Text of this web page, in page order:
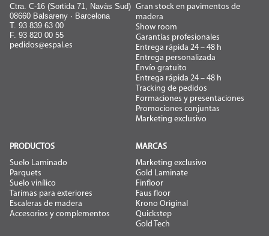
Ctra. C-16 (Sortida 71, Navàs Sud)
08660 Balsareny · Barcelona
T. 93 839 63 00
F. 93 820 00 55
pedidos@espal.es
Gran stock en pavimentos de
madera
Show room
Garantías profesionales
Entrega rápida 24 – 48 h
Entrega personalizada
Envío gratuito
Entrega rápida 24 – 48 h
Tracking de pedidos
Formaciones y presentaciones
Promociones conjuntas
Marketing exclusivo
PRODUCTOS
Suelo Laminado
Parquets
Suelo vinílico
Tarimas para exteriores
Escaleras de madera
Accesorios y complementos
MARCAS
Marketing exclusivo
Gold Laminate
Finfloor
Faus floor
Krono Original
Quickstep
Gold Tech